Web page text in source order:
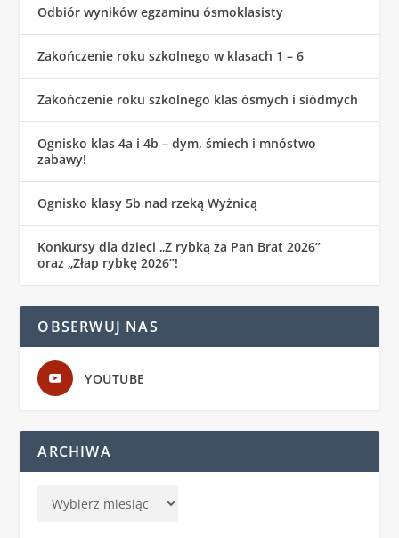
Odbiór wyników egzaminu ósmoklasisty
Zakończenie roku szkolnego w klasach 1 – 6
Zakończenie roku szkolnego klas ósmych i siódmych
Ognisko klas 4a i 4b – dym, śmiech i mnóstwo
zabawy!
Ognisko klasy 5b nad rzeką Wyżnicą
Konkursy dla dzieci „Z rybką za Pan Brat 2026”
oraz „Złap rybkę 2026”!
OBSERWUJ NAS
YOUTUBE
ARCHIWA